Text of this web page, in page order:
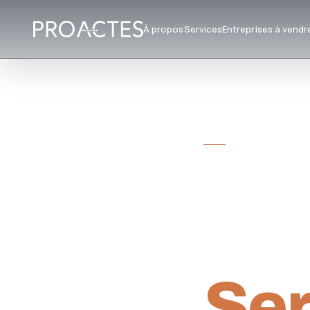
À proposServicesEntreprises à
CABINET DE